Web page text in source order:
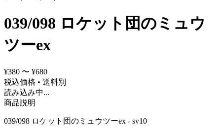
039/098 ロケット団のミュウ
ツーex
¥380 〜 ¥680
税込価格 • 送料別
読み込み中...
商品説明
039/098 ロケット団のミュウツーex - sv10